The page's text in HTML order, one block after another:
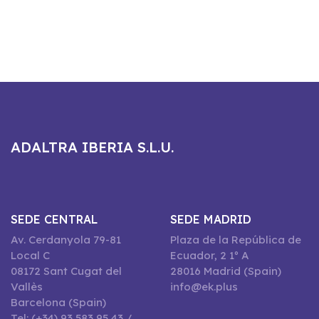
ADALTRA IBERIA S.L.U.
SEDE CENTRAL
Av. Cerdanyola 79-81
Local C
08172 Sant Cugat del
Vallès
Barcelona (Spain)
SEDE MADRID
Plaza de la República de
Ecuador, 2 1º A
28016 Madrid (Spain)
info@ek.plus